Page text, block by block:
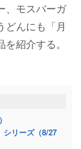
、モスバーガ
どんにも「月
紹介する。
シリーズ（8/27